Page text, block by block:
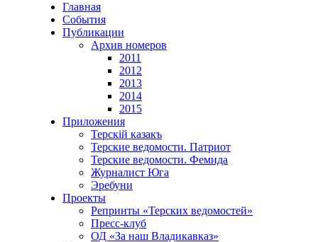
Главная
События
Публикации
Архив номеров
2011
2012
2013
2014
2015
Приложения
Терскiй казакъ
Терские ведомости. Патриот
Терские ведомости. Фемида
Журналист Юга
Эребуни
Проекты
Репринты «Терских ведомостей»
Пресс-клуб
ОД «За наш Владикавказ»